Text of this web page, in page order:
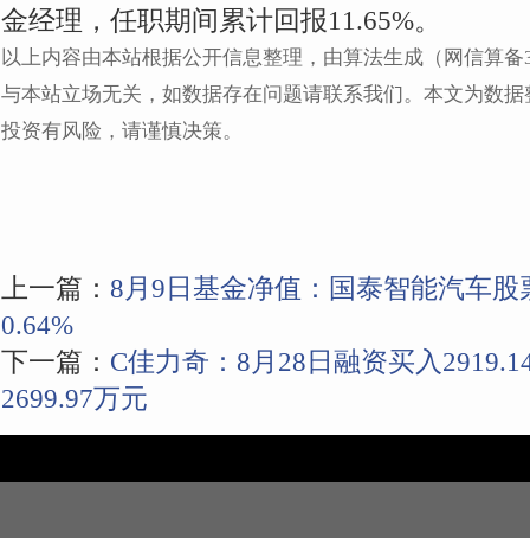
金经理，任职期间累计回报11.65%。
以上内容由本站根据公开信息整理，由算法生成（网信算备
与本站立场无关，如数据存在问题请联系我们。本文为数
投资有风险，请谨慎决策。
上一篇： 8月9日基金净值：国泰智能汽车
0.64%
下一篇： C佳力奇：8月28日融资买入
2699.97万元